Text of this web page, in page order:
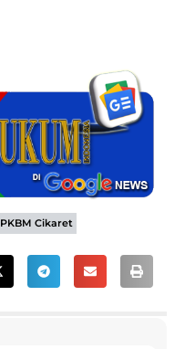
PKBM Cikaret